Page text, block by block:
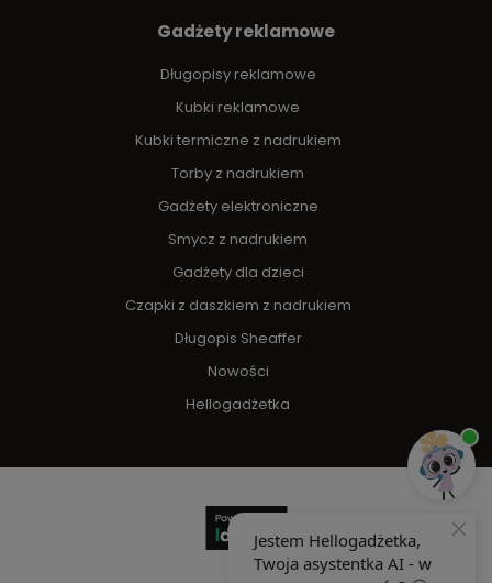
Gadżety reklamowe
Długopisy reklamowe
Kubki reklamowe
Kubki termiczne z nadrukiem
Torby z nadrukiem
Gadżety elektroniczne
Smycz z nadrukiem
Gadżety dla dzieci
Czapki z daszkiem z nadrukiem
Długopis Sheaffer
Nowości
Hellogadżetka